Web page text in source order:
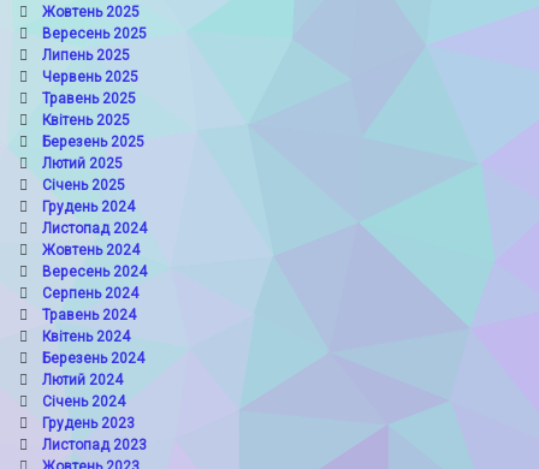
Жовтень 2025
Вересень 2025
Липень 2025
Червень 2025
Травень 2025
Квітень 2025
Березень 2025
Лютий 2025
Січень 2025
Грудень 2024
Листопад 2024
Жовтень 2024
Вересень 2024
Серпень 2024
Травень 2024
Квітень 2024
Березень 2024
Лютий 2024
Січень 2024
Грудень 2023
Листопад 2023